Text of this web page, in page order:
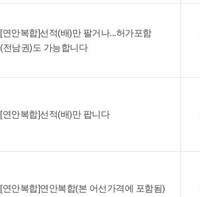
[연안복합]선적(배)만 팔거나...허가포함
(전남권)도 가능합니다
[연안복합]선적(배)만 팝니다
[연안복합]연안복합(본 어선가격에 포함됨)